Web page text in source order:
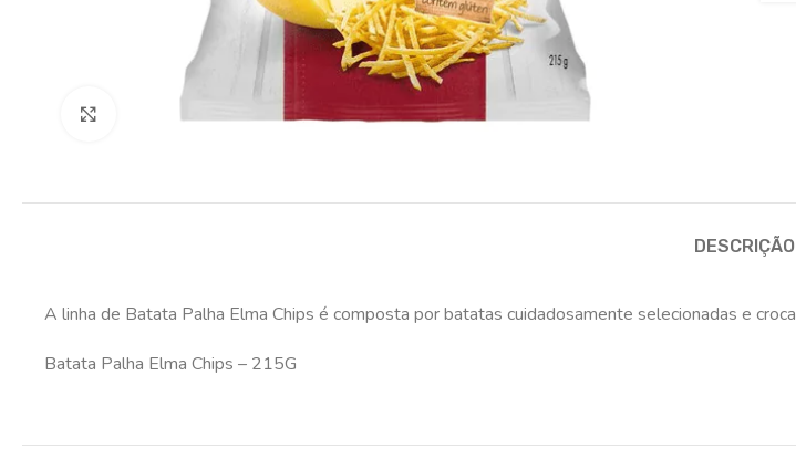
DESCRIÇÃO
A linha de Batata Palha Elma Chips é composta por batatas cuidadosamente selecionadas e
Batata Palha Elma Chips – 215G